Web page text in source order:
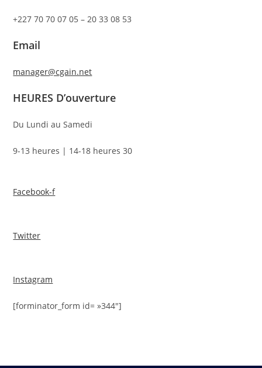
+227 70 70 07 05 – 20 33 08 53
Email
manager@cgain.net
HEURES D’ouverture
Du Lundi au Samedi
9-13 heures | 14-18 heures 30
Facebook-f
Twitter
Instagram
[forminator_form id= »344″]